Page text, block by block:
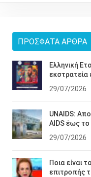
ΠΡΌΣΦΑΤΑ ΆΡΘΡΑ
Ελληνική
29/07/2026
UNAIDS:
AIDS έως το
29/07/2026
Ποια είναι
επιτροπής